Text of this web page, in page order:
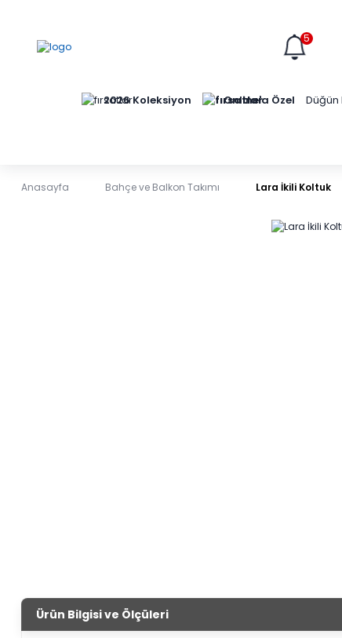
5
2026 Koleksiyon Online'a Özel Düğün
Anasayfa Bahçe ve Balkon Takımı Lara İkili Koltuk
Ürün Bilgisi ve Ölçüleri